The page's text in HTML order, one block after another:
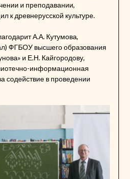
и преподавании,
к древнерусской культуре.
А.А. Кутумова,
ФГБОУ высшего образования
и Е.Н. Кайгородову,
информационная
содействие в проведении